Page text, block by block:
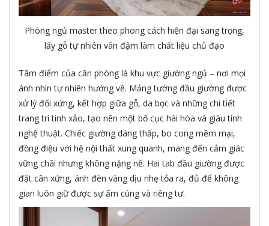
Phòng ngủ master theo phong cách hiện đại sang trọng,
lấy gỗ tự nhiên vân đậm làm chất liệu chủ đạo
Tâm điểm của căn phòng là khu vực giường ngủ – nơi mọi
ánh nhìn tự nhiên hướng về. Mảng tường đầu giường được
xử lý đối xứng, kết hợp giữa gỗ, da bọc và những chi tiết
trang trí tinh xảo, tạo nên một bố cục hài hòa và giàu tính
nghệ thuật. Chiếc giường dáng thấp, bo cong mềm mại,
đồng điệu với hệ nội thất xung quanh, mang đến cảm giác
vững chãi nhưng không nặng nề. Hai tab đầu giường được
đặt cân xứng, ánh đèn vàng dịu nhẹ tỏa ra, đủ để không
gian luôn giữ được sự ấm cúng và riêng tư.